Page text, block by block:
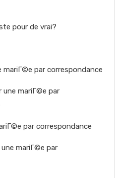
pour de vrai?
mariГ©e par correspondance
une mariГ©e par
par correspondance
mariГ©e par